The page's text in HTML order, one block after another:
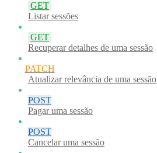
GET
Listar sessões
GET
Recuperar detalhes de uma sessão
PATCH
Atualizar relevância de uma sessão
POST
Pagar uma sessão
POST
Cancelar uma sessão